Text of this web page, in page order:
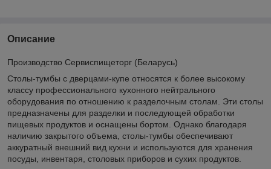
Описание
Производство Сервиспищеторг (Беларусь)
Столы-тумбы с дверцами-купе относятся к более высокому
классу профессионального кухонного нейтрального
оборудования по отношению к разделочным столам. Эти столы
предназначены для разделки и последующей обработки
пищевых продуктов и оснащены бортом. Однако благодаря
наличию закрытого объема, столы-тумбы обеспечивают
аккуратный внешний вид кухни и используются для хранения
посуды, инвентаря, столовых приборов и сухих продуктов.